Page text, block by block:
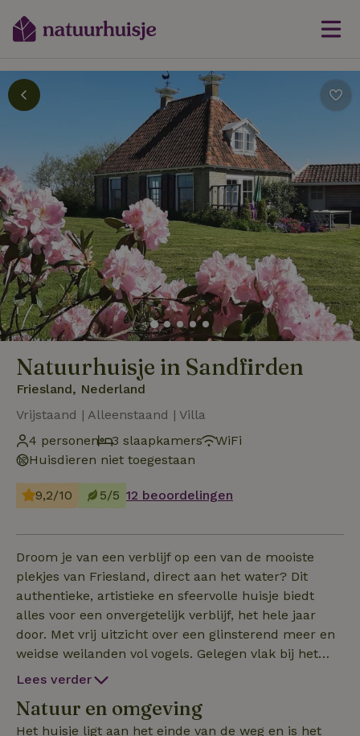
Natuurhuisje in Sandfirden
Friesland, Nederland
Vrijstaand | Alleenstaand | Villa
4 personen
3 slaapkamers
WiFi
Huisdieren niet toegestaan
9,2/10 5/5 12 beoordelingen
Droom je van een verblijf op een van de mooiste
plekjes van Friesland, direct aan het water? Dit
authentieke, artistieke en sfeervolle huisje biedt
alles voor een onvergetelijk verblijf, het hele jaar
door. Met vrij uitzicht over een glinsterend meer en
weidse weilanden vol vogels. Gelegen vlak bij het
schilderachtige Oudega (SWF) en het
met privésteiger en eigen aanlegplek (6,9 x 2,9 m,
diepte 0,8 m) – perfect voor een zeilboot (type valk).
Lees verder
Natuur en omgeving
Het huisje ligt aan het einde van de weg en is het